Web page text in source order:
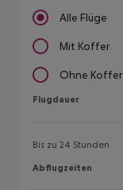
Alle Flüge
Mit Koffer
Ohne Koffer
Flugdauer
Flugdauer
Bis zu 24 Stunden
Abflugzeiten
Abflugzeiten